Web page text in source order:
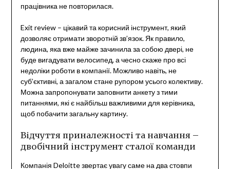
працівника не повторилася.
Exit review – цікавий та корисний інструмент, який
дозволяє отримати зворотній зв’язок. Як правило,
людина, яка вже майже зачинила за собою двері, не
буде вигадувати велосипед, а чесно скаже про всі
недоліки роботи в компанії. Можливо навіть, не
суб’єктивні, а загалом стане рупором усього колективу.
Можна запропонувати заповнити анкету з тими
питаннями, які є найбільш важливими для керівника,
щоб побачити загальну картину.
Відчуття приналежності та навчання –
двобічний інструмент сталої команди
Компанія Deloitte звертає увагу саме на два стовпи